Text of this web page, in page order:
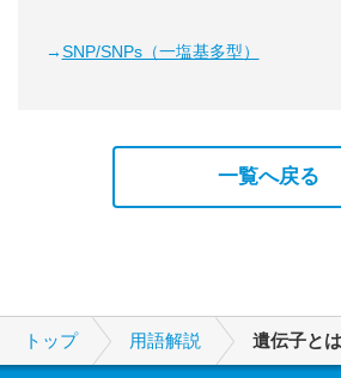
SNP/SNPs（一塩基多型）
一覧へ戻る
トップ 用語解説 遺伝子とは